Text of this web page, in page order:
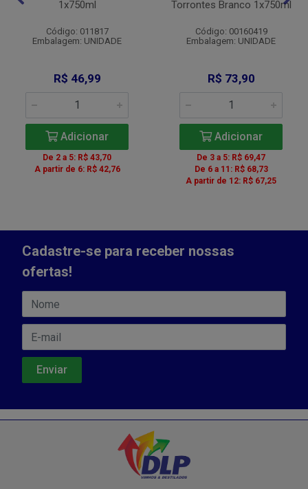
1x750ml
Código: 011817
Embalagem: UNIDADE
R$ 46,99
Adicionar
De 2 a 5: R$ 43,70
A partir de 6: R$ 42,76
Torrontes Branco 1x750ml
Código: 00160419
Embalagem: UNIDADE
R$ 73,90
Adicionar
De 3 a 5: R$ 69,47
De 6 a 11: R$ 68,73
A partir de 12: R$ 67,25
Cadastre-se para receber nossas
ofertas!